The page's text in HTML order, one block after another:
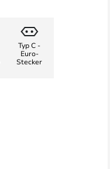
Typ C -
Euro-
Stecker